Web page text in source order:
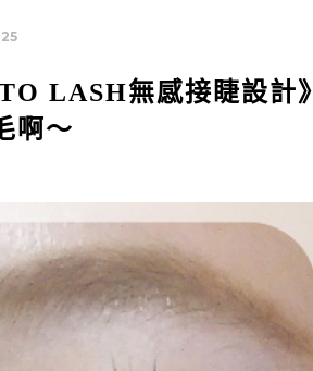
LASH無感接睫設計》
啊～